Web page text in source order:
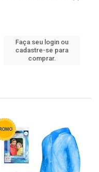
Faça seu login ou
cadastre-se para
comprar.